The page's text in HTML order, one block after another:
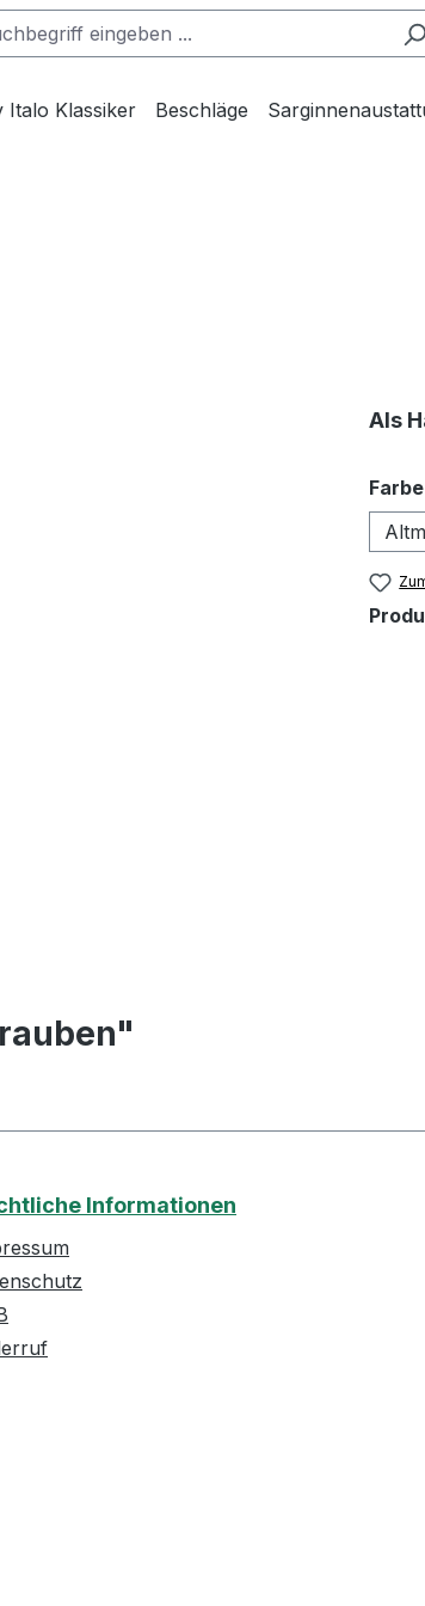
Italo Klassiker Beschläge
Als
Farbe
Informationen